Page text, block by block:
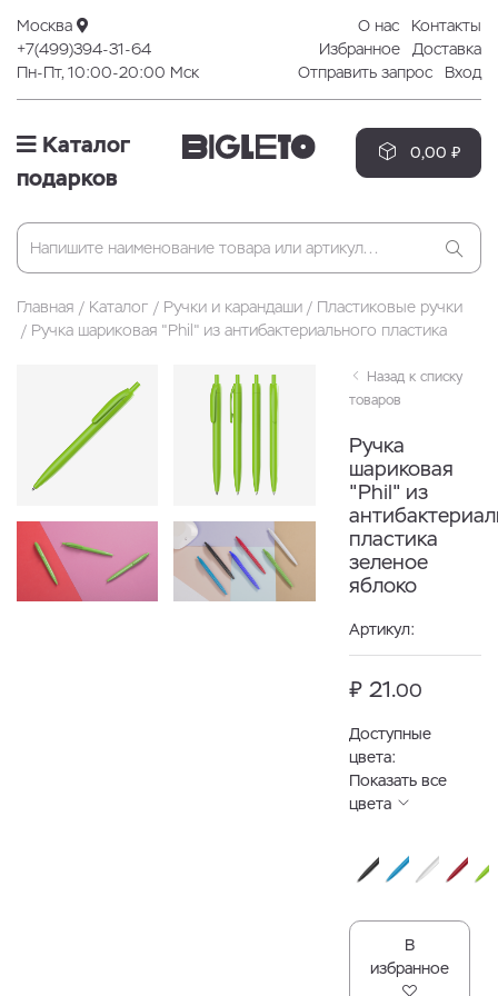
Москва
+7(499)394-31-64
Пн-Пт, 10:00-20:00 Мск
О нас
Контакты
Избранное
Доставка
Отправить запрос
Вход
Каталог
подарков
0,00 ₽
Главная Каталог Ручки и карандаши
Пластиковые ручки
Ручка шариковая "Phil" из антибактериального пластика
Назад к списку
товаров
Ручка
шариковая
"Phil" из
пластика
зеленое
яблоко
Артикул:
₽ 21.00
Доступные
цвета:
Показать все
цвета
В
избранное